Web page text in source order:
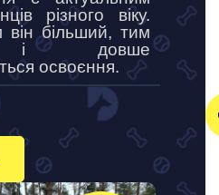
різного віку.
більший, тим
і довше
освоєння.